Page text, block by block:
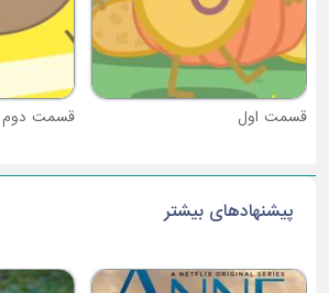
پیشنهادهای بیشتر